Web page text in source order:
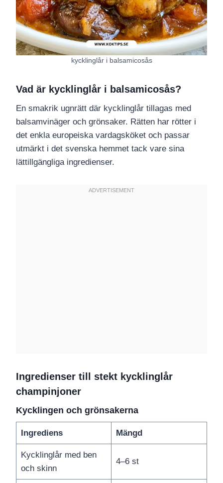
kycklinglår i balsamicosås
Vad är kycklinglår i balsamicosås?
En smakrik ugnrätt där kycklinglår tillagas med
balsamvinäger och grönsaker. Rätten har rötter i
det enkla europeiska vardagsköket och passar
utmärkt i det svenska hemmet tack vare sina
lättillgängliga ingredienser.
Ingredienser till stekt kycklinglår
champinjoner
Kycklingen och grönsakerna
Ingrediens Mängd
Kycklinglår med ben
och skinn
4–6 st